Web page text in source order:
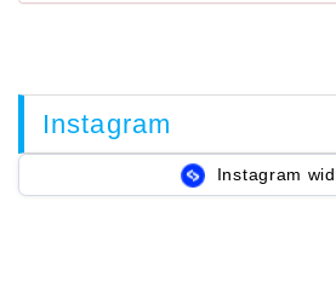
Instagram
Instagram